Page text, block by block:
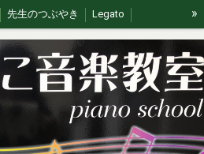
先生のつぶやき Legato
J&G ステージの思い出
»